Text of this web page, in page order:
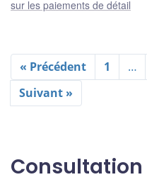
sur les paiements de détail
« Précédent 1 …
Suivant »
Consultation